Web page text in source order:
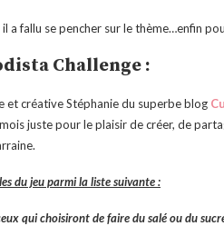
a fallu se pencher sur le thème…enfin
Challenge :
et créative Stéphanie du superbe blog
juste pour le plaisir de créer, de
du jeuparmi la liste suivante :
qui choisiront de faire du salé ou du